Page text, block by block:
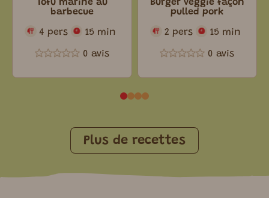
Tofu mariné au
barbecue
4 pers 15 min
0 avis
Burger veggie façon
pulled pork
2 pers 15 min
0 avis
Plus de recettes